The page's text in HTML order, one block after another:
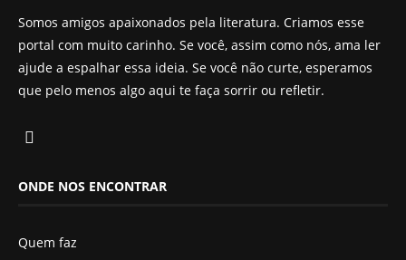
Somos amigos apaixonados pela literatura. Criamos esse
portal com muito carinho. Se você, assim como nós, ama ler
ajude a espalhar essa ideia. Se você não curte, esperamos
que pelo menos algo aqui te faça sorrir ou refletir.
ONDE NOS ENCONTRAR
Quem faz